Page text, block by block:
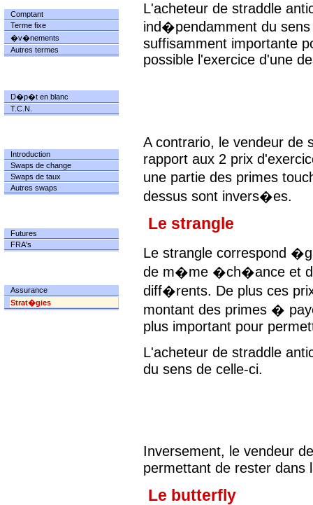
L'acheteur de straddle
ind�pendamment du
suffisamment importante
possible l'exercice d'une
A contrario, le vendeur de
rapport aux 2 prix
une partie des primes
dessus sont invers�es.
Le strangle
Le strangle correspond
de m�me �ch�ance et
diff�rents. De plus ces
montant des primes �
plus important pour
L'acheteur de straddle
du sens de celle-ci.
Inversement, le vendeur
permettant de rester dans
Le butterfly
Comptant
Terme fixe
�v�nements
Autres termes
D�p�t en blanc
T.C.N.
Introduction
Swaps de change
Swaps de taux
Autres swaps
Futures
FRA's
Assurance
Strat�gies